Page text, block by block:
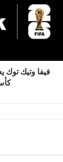
يعيدان
خريطة
فيفا وتيك
كأس